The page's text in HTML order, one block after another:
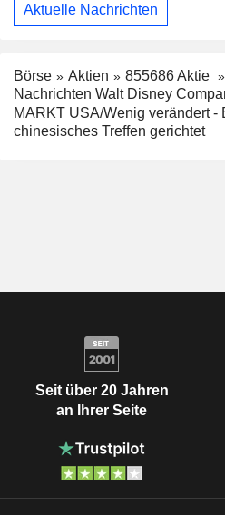
Aktuelle Nachrichten
Börse Aktien
855686 Aktie
Nachrichten Walt Disney
MARKT USA/Wenig verändert -
chinesisches Treffen gerichtet
Seit über 20 Jahren
an Ihrer Seite